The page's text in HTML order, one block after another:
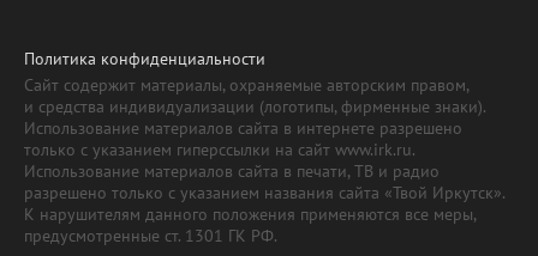
Политика конфиденциальности
Сайт содержит материалы, охраняемые авторским правом,
и средства индивидуализации (логотипы, фирменные знаки).
Использование материалов сайта в интернете разрешено
только с указанием гиперссылки на сайт www.irk.ru.
Использование материалов сайта в печати, ТВ и радио
разрешено только с указанием названия сайта «Твой Иркутск».
К нарушителям данного положения применяются все меры,
предусмотренные ст. 1301 ГК РФ.